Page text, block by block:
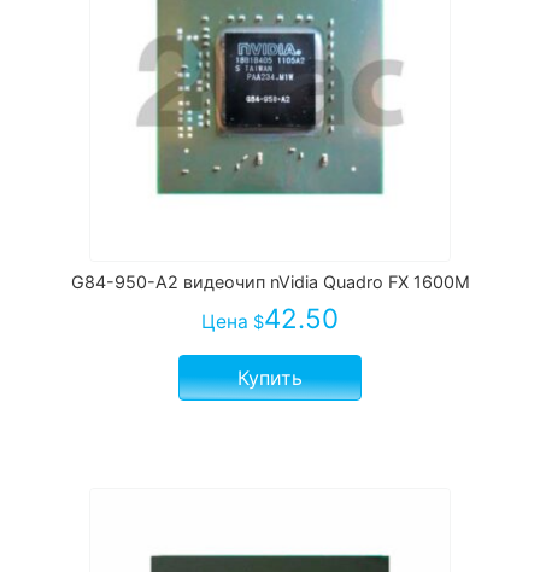
G84-950-A2 видеочип nVidia Quadro FX 1600M
Цена $42.50
Купить